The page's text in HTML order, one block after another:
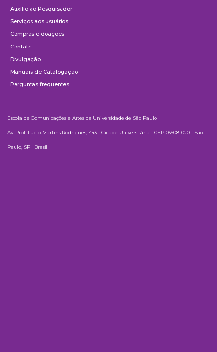
Auxílio ao Pesquisador
Serviços aos usuários
Compras e doações
Contato
Divulgação
Manuais de Catalogação
Perguntas frequentes
Escola de Comunicações e Artes da Universidade de São Paulo
Av. Prof. Lúcio Martins Rodrigues, 443 | Cidade Universitária | CEP 05508-020 | São
Paulo, SP | Brasil